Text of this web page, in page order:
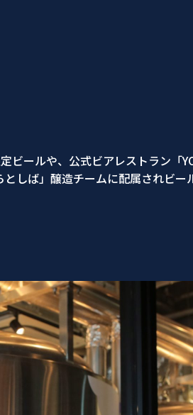
ールや、公式ビアレストラン「
しば」醸造チームに配属されビー